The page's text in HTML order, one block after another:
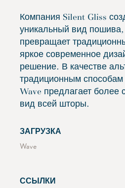
Компания Silent Gliss
уникальный вид
превращает
яркое современное
решение. В качестве
традиционным
Wave предлагает более
вид всей шторы.
ЗАГРУЗКА
Wave
ССЫЛКИ